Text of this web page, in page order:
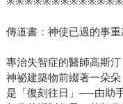
傳道書：神使已過的事
專治失智症的醫師高斯汀
神祕建築物前綴著一朵
是「復刻往日」──由助